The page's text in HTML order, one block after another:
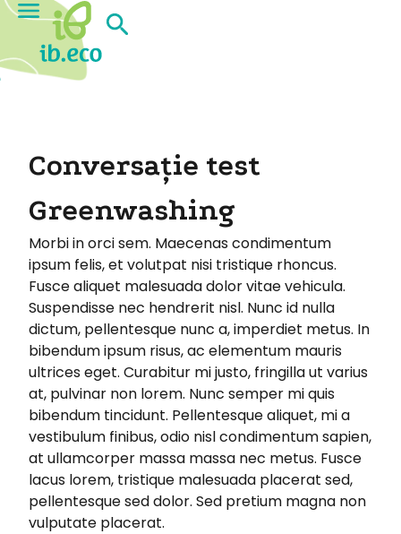
Conversație test
Greenwashing
Morbi in orci sem. Maecenas condimentum
ipsum felis, et volutpat nisi tristique rhoncus.
Fusce aliquet malesuada dolor vitae vehicula.
Suspendisse nec hendrerit nisl. Nunc id nulla
dictum, pellentesque nunc a, imperdiet metus. In
bibendum ipsum risus, ac elementum mauris
ultrices eget. Curabitur mi justo, fringilla ut varius
at, pulvinar non lorem. Nunc semper mi quis
bibendum tincidunt. Pellentesque aliquet, mi a
vestibulum finibus, odio nisl condimentum sapien,
at ullamcorper massa massa nec metus. Fusce
lacus lorem, tristique malesuada placerat sed,
pellentesque sed dolor. Sed pretium magna non
vulputate placerat.